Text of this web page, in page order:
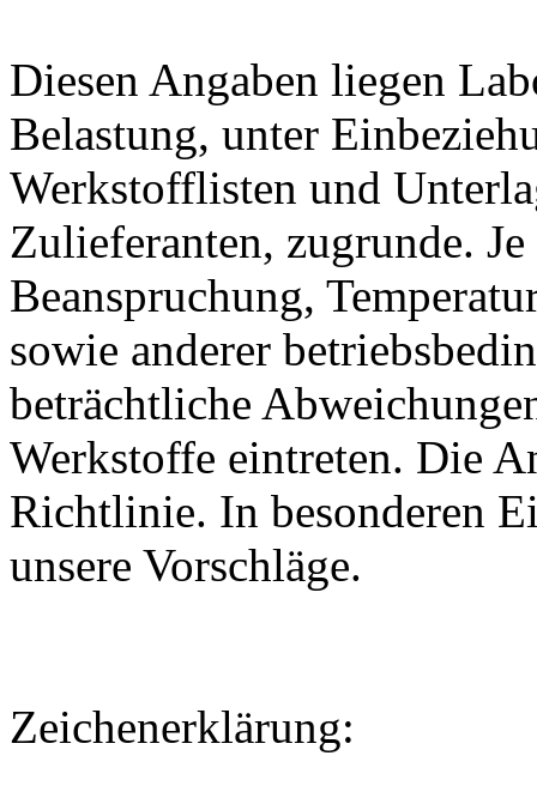
Diesen Angaben liegen
Belastung, unter
Werkstofflisten und
Zulieferanten, zugrunde.
Beanspruchung,
sowie anderer
beträchtliche
Werkstoffe eintreten. Die
Richtlinie. In besonderen
unsere Vorschläge.
Zeichenerklärung: